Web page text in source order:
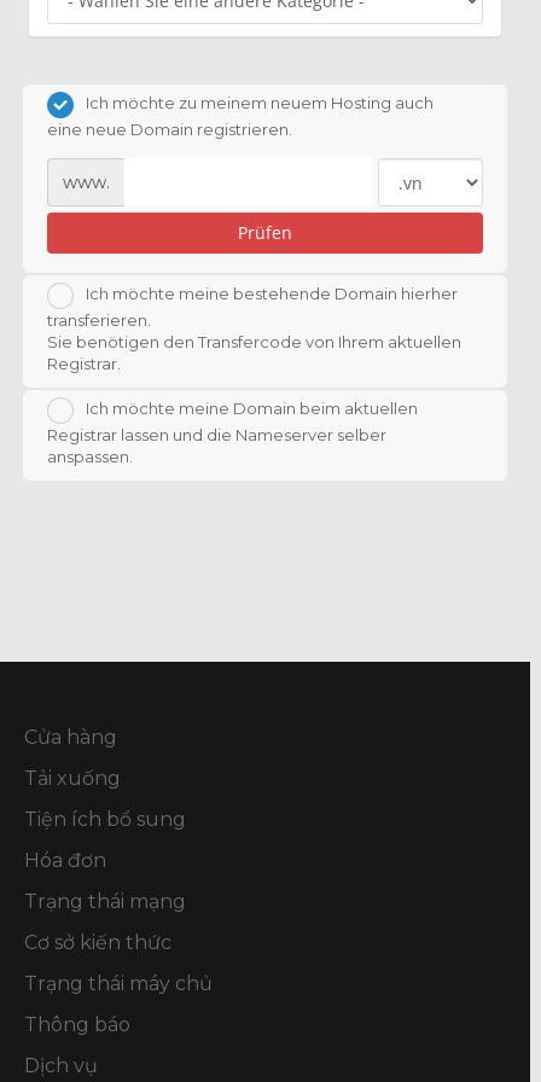
Ich möchte zu meinem neuem Hosting auch
eine neue Domain registrieren.
www.
Prüfen
Ich möchte meine bestehende Domain hierher
transferieren.
Sie benötigen den Transfercode von Ihrem aktuellen
Registrar.
Ich möchte meine Domain beim aktuellen
Registrar lassen und die Nameserver selber
anspassen.
Cửa hàng
Tải xuống
Tiện ích bổ sung
Hóa đơn
Trạng thái mạng
Cơ sở kiến thức
Trạng thái máy chủ
Thông báo
Dịch vụ